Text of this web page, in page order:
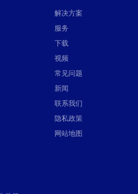
解决方案
服务
下载
视频
常见问题
新闻
联系我们
隐私政策
网站地图